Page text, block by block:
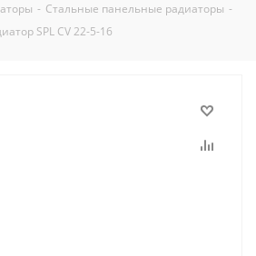
- Стальные панельные радиаторы -
SPL CV 22-5-16